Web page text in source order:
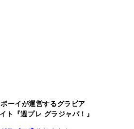
ーイが運営するグラビア
ト『週プレ グラジャパ！』